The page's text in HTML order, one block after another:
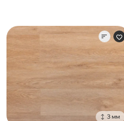
3 мм